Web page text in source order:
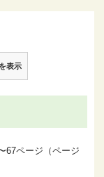
表示
67ページ（ページ